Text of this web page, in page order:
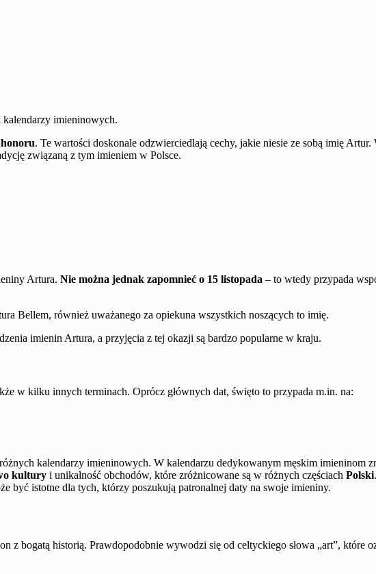
imieninowych.
honoru. Te wartości doskonale odzwierciedlają cechy, jakie niesie ze sobą imię
związaną z tym imieniem w Polsce.
Artura. Nie można jednak zapomnieć o 15 listopada – to wtedy przypada
Bellem, również uważanego za opiekuna wszystkich noszących to imię.
imienin Artura, a przyjęcia z tej okazji są bardzo popularne w kraju.
w kilku innych terminach. Oprócz głównych dat, święto to przypada m.in. na:
kalendarzy imieninowych. W kalendarzu dedykowanym męskim imieninom
kultury i unikalność obchodów, które zróżnicowane są w różnych częściach Polski
być istotne dla tych, którzy poszukują patronalnej daty na swoje imieniny.
bogatą historią. Prawdopodobnie wywodzi się od celtyckiego słowa „art”, które